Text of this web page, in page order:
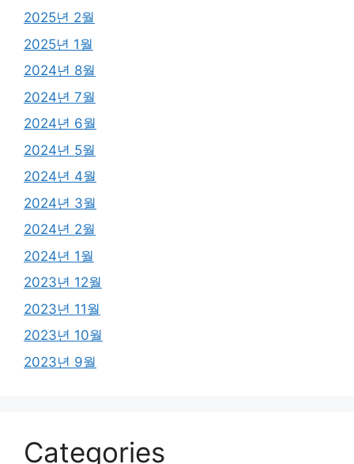
2025년 2월
2025년 1월
2024년 8월
2024년 7월
2024년 6월
2024년 5월
2024년 4월
2024년 3월
2024년 2월
2024년 1월
2023년 12월
2023년 11월
2023년 10월
2023년 9월
Categories